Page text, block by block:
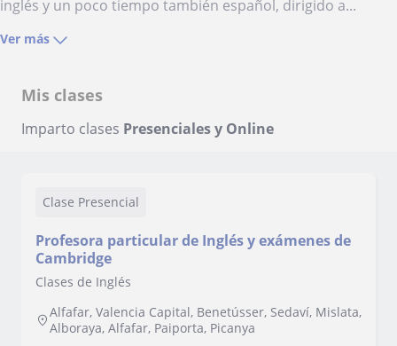
inglés y un poco tiempo también español, dirigido a...
Ver más
Mis clases
Imparto clases Presenciales y Online
Clase Presencial
Profesora particular de Inglés y exámenes de
Cambridge
Clases de Inglés
Alfafar, Valencia Capital, Benetússer, Sedaví, Mislata,
Alboraya, Alfafar, Paiporta, Picanya